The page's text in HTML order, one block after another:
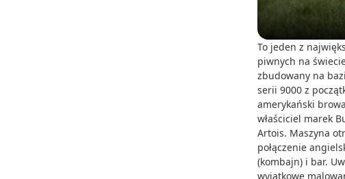
To jeden z
piwnych na
zbudowany na
serii 9000 z
amerykański
właściciel marek
Artois. Maszyna
połączenie
(kombajn) i bar.
wyjątkowe